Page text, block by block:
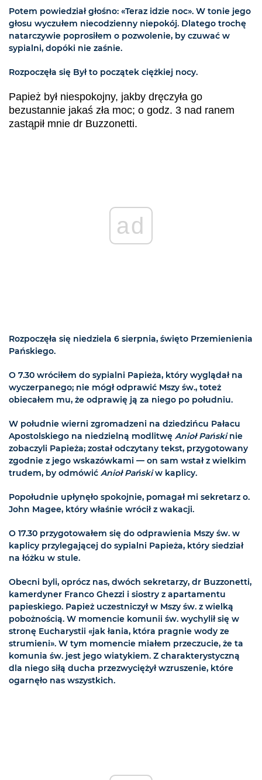
Potem powiedział głośno: «Teraz idzie noc». W tonie jego
głosu wyczułem niecodzienny niepokój. Dlatego trochę
natarczywie poprosiłem o pozwolenie, by czuwać w
sypialni, dopóki nie zaśnie.
Rozpoczęła się Był to początek ciężkiej nocy.
Papież był niespokojny, jakby dręczyła go
bezustannie jakaś zła moc; o godz. 3 nad ranem
zastąpił mnie dr Buzzonetti.
ad
Rozpoczęła się niedziela 6 sierpnia, święto Przemienienia
Pańskiego.
O 7.30 wróciłem do sypialni Papieża, który wyglądał na
wyczerpanego; nie mógł odprawić Mszy św., toteż
obiecałem mu, że odprawię ją za niego po południu.
W południe wierni zgromadzeni na dziedzińcu Pałacu
Apostolskiego na niedzielną modlitwę Anioł Pańskinie
zobaczyli Papieża; został odczytany tekst, przygotowany
zgodnie z jego wskazówkami — on sam wstał z wielkim
trudem, by odmówić Anioł Pańskiw kaplicy.
Popołudnie upłynęło spokojnie, pomagał mi sekretarz o.
John Magee, który właśnie wrócił z wakacji.
O 17.30 przygotowałem się do odprawienia Mszy św. w
kaplicy przylegającej do sypialni Papieża, który siedział
na łóżku w stule.
Obecni byli, oprócz nas, dwóch sekretarzy, dr Buzzonetti,
kamerdyner Franco Ghezzi i siostry z apartamentu
papieskiego. Papież uczestniczył w Mszy św. z wielką
pobożnością. W momencie komunii św. wychylił się w
stronę Eucharystii «jak łania, która pragnie wody ze
strumieni». W tym momencie miałem przeczucie, że ta
komunia św. jest jego wiatykiem. Z charakterystyczną
dla niego siłą ducha przezwyciężył wzruszenie, które
ogarnęło nas wszystkich.